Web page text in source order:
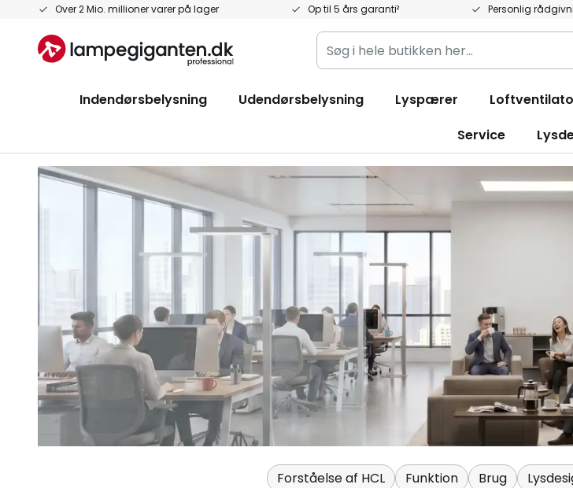
Over 2 Mio. millioner varer på lager Op til 5 års garanti² Personlig
Skip
Content
Søg
i
butikken
Indendørsbelysning Udendørsbelysning Lyspærer
Service
Forståelse af HCL Funktion Brug